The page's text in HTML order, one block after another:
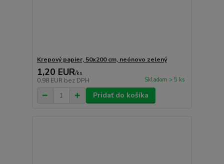
Krepový papier, 50x200 cm, neónovo zelený
1,20 EUR/ks
0,98 EUR bez DPH Skladom > 5 ks
Pridať do košíka